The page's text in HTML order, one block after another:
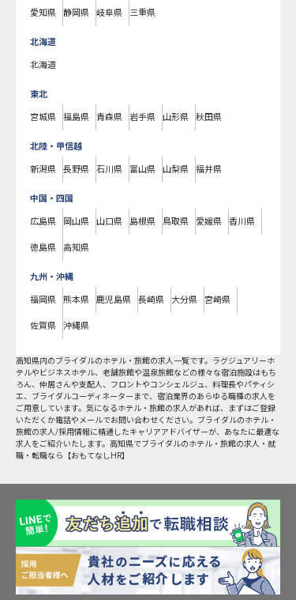
愛知県 静岡県 岐阜県 三重県
北海道
北海道
東北
宮城県 福島県 青森県 岩手県 山形県 秋田県
北陸・甲信越
新潟県 長野県 石川県 富山県 山梨県 福井県
中国・四国
広島県 岡山県 山口県 島根県 鳥取県 愛媛県 香川県
徳島県 高知県
九州・沖縄
福岡県 熊本県 鹿児島県 長崎県 大分県 宮崎県
佐賀県 沖縄県
高知県内のブライダルのホテル・旅館の求人一覧です。ラグジュアリーホ
テルやビジネスホテル、老舗旅館や温泉旅館などの様々な宿泊施設はもち
ろん、仲居さんや支配人、フロントやコンシェルジュ、料理長やパティシ
エ、ブライダルコーディネーターまで、宿泊業界のあらゆる職種の求人を
ご用意しています。気になるホテル・旅館の求人があれば、まずはご登録
いただくか電話やメールでお問い合わせください。ブライダルのホテル・
旅館の求人/採用情報に精通したキャリアアドバイザーが、あなたに最適な
求人をご紹介いたします。高知県でブライダルのホテル・旅館の求人・就
職・転職なら【おもてなしHR】